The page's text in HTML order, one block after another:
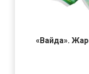
«Вайда».